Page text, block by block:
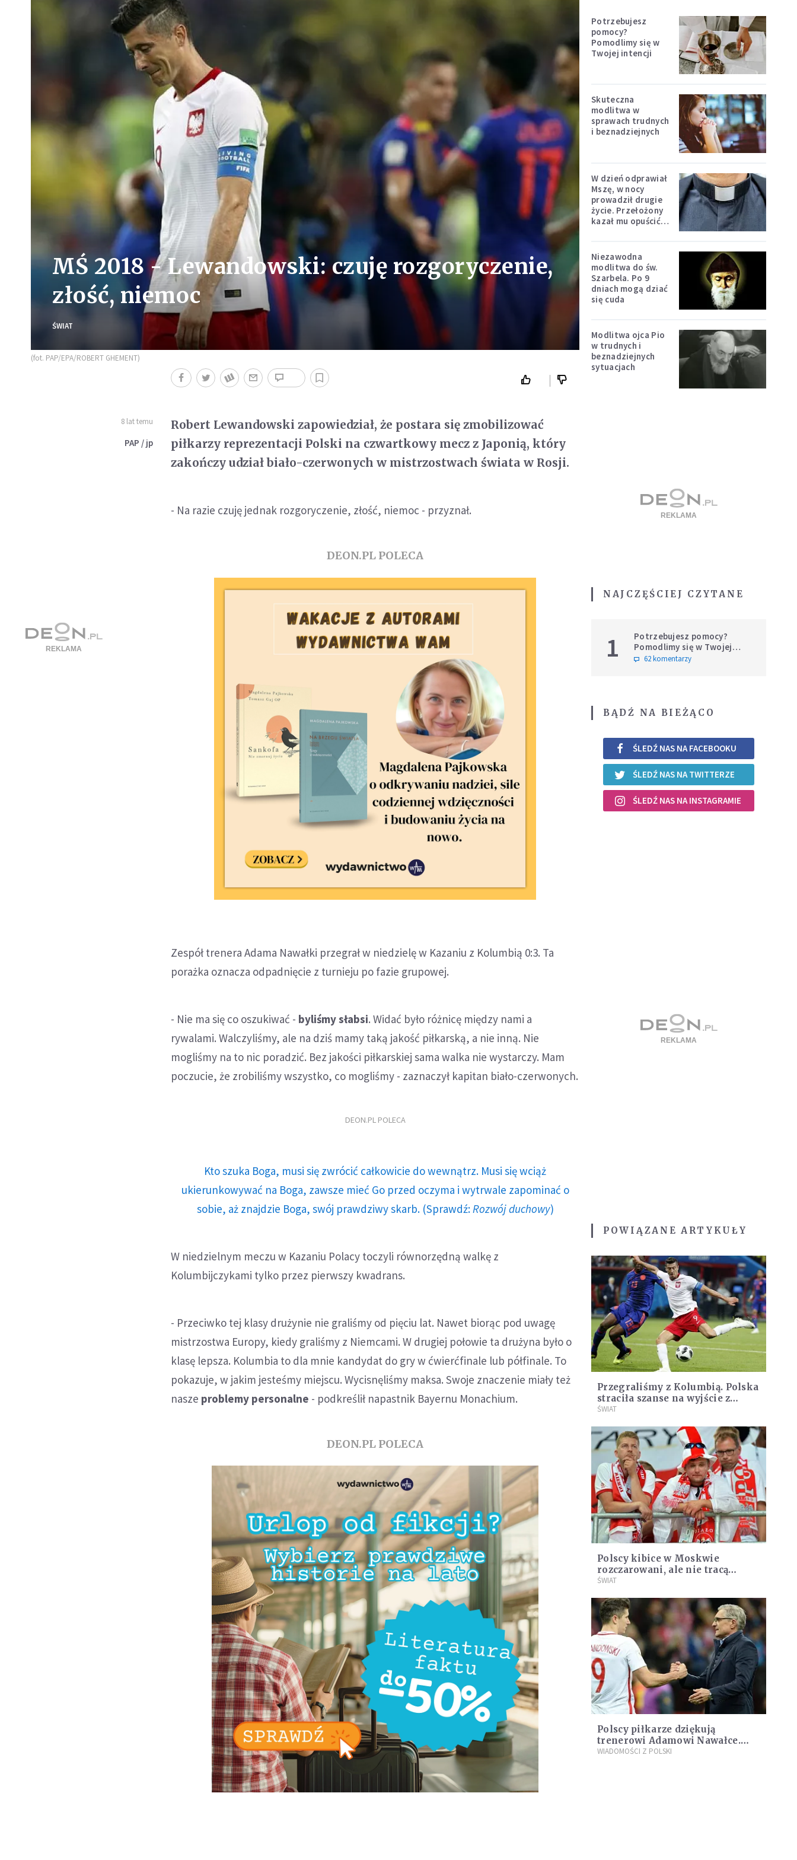
MŚ 2018 - Lewandowski: czuję rozgoryczenie,
złość, niemoc
ŚWIAT
(fot. PAP/EPA/ROBERT GHEMENT)
8 lat temu
PAP / jp
Robert Lewandowski zapowiedział, że postara się zmobilizować
piłkarzy reprezentacji Polski na czwartkowy mecz z Japonią, który
zakończy udział biało-czerwonych w mistrzostwach świata w Rosji.
- Na razie czuję jednak rozgoryczenie, złość, niemoc - przyznał.
DEON.PL POLECA
Zespół trenera Adama Nawałki przegrał w niedzielę w Kazaniu z Kolumbią 0:3. Ta
porażka oznacza odpadnięcie z turnieju po fazie grupowej.
- Nie ma się co oszukiwać - byliśmy słabsi. Widać było różnicę między nami a
rywalami. Walczyliśmy, ale na dziś mamy taką jakość piłkarską, a nie inną. Nie
mogliśmy na to nic poradzić. Bez jakości piłkarskiej sama walka nie wystarczy. Mam
poczucie, że zrobiliśmy wszystko, co mogliśmy - zaznaczył kapitan biało-czerwonych.
DEON.PL POLECA
Kto szuka Boga, musi się zwrócić całkowicie do wewnątrz. Musi się wciąż
ukierunkowywać na Boga, zawsze mieć Go przed oczyma i wytrwale zapominać o
sobie, aż znajdzie Boga, swój prawdziwy skarb. (Sprawdź: Rozwój duchowy)
W niedzielnym meczu w Kazaniu Polacy toczyli równorzędną walkę z
Kolumbijczykami tylko przez pierwszy kwadrans.
- Przeciwko tej klasy drużynie nie graliśmy od pięciu lat. Nawet biorąc pod uwagę
mistrzostwa Europy, kiedy graliśmy z Niemcami. W drugiej połowie ta drużyna było o
klasę lepsza. Kolumbia to dla mnie kandydat do gry w ćwierćfinale lub półfinale. To
pokazuje, w jakim jesteśmy miejscu. Wycisnęliśmy maksa. Swoje znaczenie miały też
nasze problemy personalne - podkreślił napastnik Bayernu Monachium.
DEON.PL POLECA
Potrzebujesz
pomocy?
Pomodlimy się w
Twojej intencji
Skuteczna
modlitwa w
sprawach trudnych
i beznadziejnych
W dzień odprawiał
Mszę, w nocy
prowadził drugie
życie. Przełożony
kazał mu opuścić
Niezawodna
modlitwa do św.
Szarbela. Po 9
dniach mogą dziać
się cuda
Modlitwa ojca Pio
w trudnych i
beznadziejnych
sytuacjach
NAJCZĘŚCIEJ CZYTANE
1
Potrzebujesz pomocy?
Pomodlimy się w Twojej
intencji
62 komentarzy
BĄDŹ NA BIEŻĄCO
ŚLEDŹ NAS NA FACEBOOKU
ŚLEDŹ NAS NA TWITTERZE
ŚLEDŹ NAS NA INSTAGRAMIE
POWIĄZANE ARTYKUŁY
Przegraliśmy z Kolumbią. Polska
straciła szanse na wyjście z
grupy
ŚWIAT
Polscy kibice w Moskwie
rozczarowani, ale nie tracą
nadziei po porażce z Senegalem
ŚWIAT
Polscy piłkarze dziękują
trenerowi Adamowi Nawałce.
"Współpraca z Panem i całym
WIADOMOŚCI Z POLSKI